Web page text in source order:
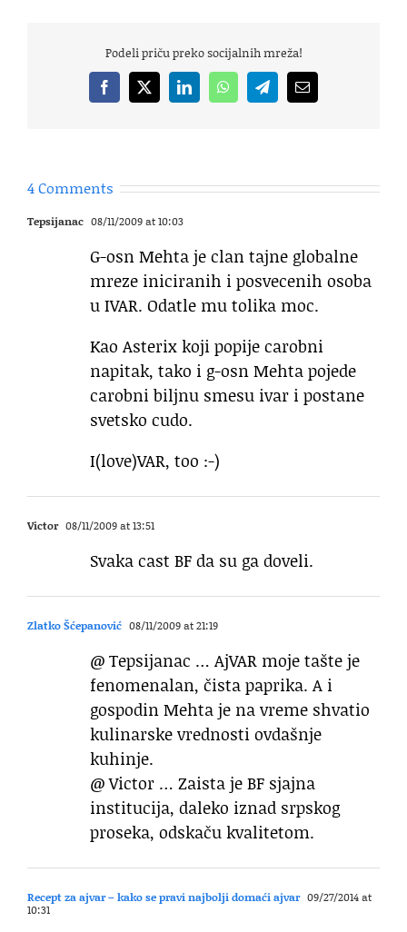
Podeli priču preko socijalnih mreža!
Facebook
X LinkedInWhatsAppTelegramEmail
4 Comments
Tepsijanac 08/11/2009 at 10:03
G-osn Mehta je clan tajne globalne
mreze iniciranih i posvecenih osoba
u IVAR. Odatle mu tolika moc.
Kao Asterix koji popije carobni
napitak, tako i g-osn Mehta pojede
carobni biljnu smesu ivar i postane
svetsko cudo.
I(love)VAR, too :-)
Victor 08/11/2009 at 13:51
Svaka cast BF da su ga doveli.
Zlatko Šćepanović 08/11/2009 at 21:19
@ Tepsijanac … AjVAR moje tašte je
fenomenalan, čista paprika. A i
gospodin Mehta je na vreme shvatio
kulinarske vrednosti ovdašnje
kuhinje.
@ Victor … Zaista je BF sjajna
institucija, daleko iznad srpskog
proseka, odskaču kvalitetom.
Recept za ajvar – kako se pravi najbolji domaći ajvar 09/27/2014 at
10:31